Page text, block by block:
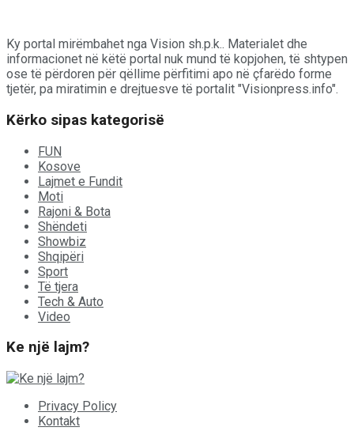
Ky portal mirëmbahet nga Vision sh.p.k.. Materialet dhe
informacionet në këtë portal nuk mund të kopjohen, të shtypen
ose të përdoren për qëllime përfitimi apo në çfarëdo forme
tjetër, pa miratimin e drejtuesve të portalit "Visionpress.info".
Kërko sipas kategorisë
FUN
Kosove
Lajmet e Fundit
Moti
Rajoni & Bota
Shëndeti
Showbiz
Shqipëri
Sport
Të tjera
Tech & Auto
Video
Ke një lajm?
Privacy Policy
Kontakt